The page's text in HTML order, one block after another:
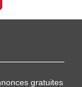
gratuites